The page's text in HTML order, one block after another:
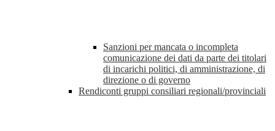
Sanzioni per mancata o incompleta
comunicazione dei dati da parte dei titolari
di incarichi politici, di amministrazione, di
direzione o di governo
Rendiconti gruppi consiliari regionali/provinciali